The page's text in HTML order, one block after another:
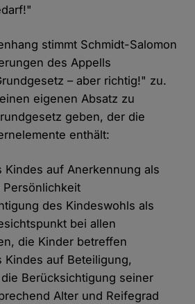
stimmt Schmidt-Salomon
des Appells
– aber richtig!" zu.
eigenen Absatz zu
geben, der die
enthält:
Kindes auf Anerkennung als
des Kindeswohls als
bei allen
die Kinder betreffen
Kindes auf Beteiligung,
Berücksichtigung seiner
Alter und Reifegrad